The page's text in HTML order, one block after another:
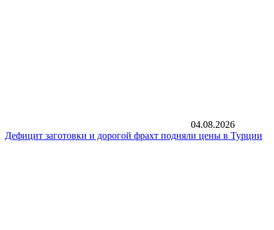
04.08.2026
Дефицит заготовки и дорогой фрахт подняли цены в Турции